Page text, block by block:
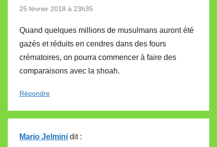
25 février 2018 à 23h35
Quand quelques millions de musulmans auront été
gazés et réduits en cendres dans des fours
crématoires, on pourra commencer à faire des
comparaisons avec la shoah.
Répondre
Mario Jelmini dit :